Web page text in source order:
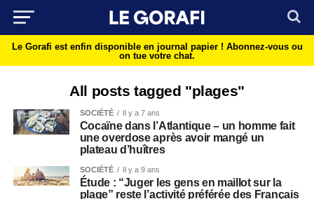
Le Gorafi est enfin disponible en journal papier ! Abonnez-vous ou
on tue votre chat.
All posts tagged "plages"
SOCIÉTÉ Il y a 7 ans
Cocaïne dans l’Atlantique – un homme fait
une overdose après avoir mangé un
plateau d’huîtres
SOCIÉTÉ Il y a 9 ans
Étude : “Juger les gens en maillot sur la
plage” reste l’activité préférée des Français